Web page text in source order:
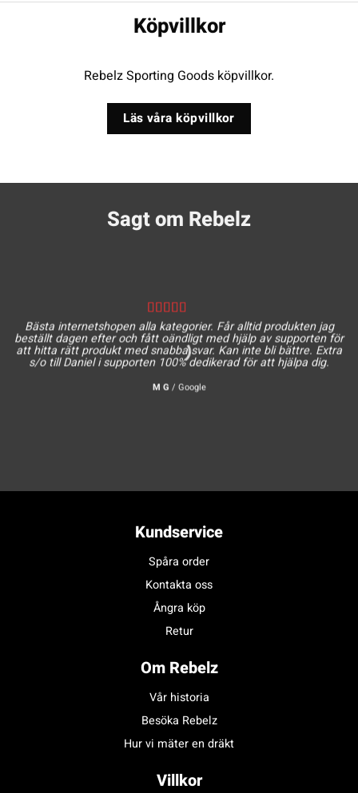
Köpvillkor
Rebelz Sporting Goods köpvillkor.
Läs våra köpvillkor
Sagt om Rebelz
Bästa internetshopen alla kategorier. Får alltid produkten jag
beställt dagen efter och fått oändligt med hjälp av supporten för
att hitta rätt produkt med snabba svar. Kan inte bli bättre. Extra
s/o till Daniel i supporten 100% dedikerad för att hjälpa dig.
M G / Google
Kundservice
Spåra order
Kontakta oss
Ångra köp
Retur
Om Rebelz
Vår historia
Besöka Rebelz
Hur vi mäter en dräkt
Villkor